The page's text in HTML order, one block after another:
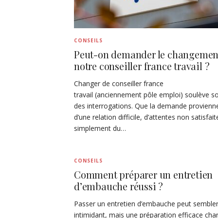
CONSEILS
Peut-on demander le
notre conseiller france travail ?
Changer de conseiller france
travail (anciennement pôle emploi) soulève
des interrogations. Que la demande
d’une relation difficile, d’attentes non
simplement du…
CONSEILS
Comment préparer un entretien
d’embauche réussi ?
Passer un entretien d’embauche peut sembler
intimidant, mais une préparation efficace